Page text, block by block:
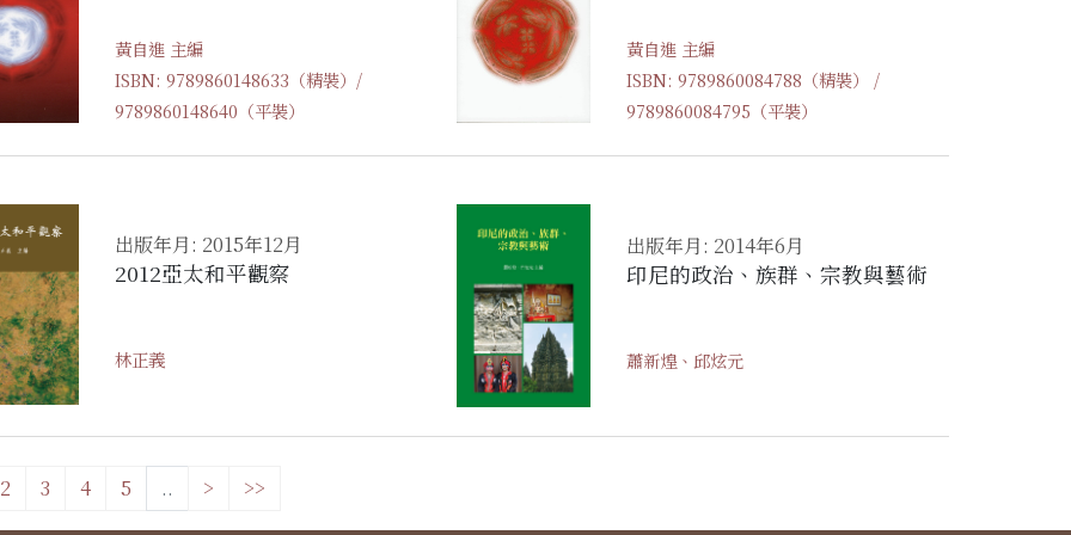
黃自進 主編
ISBN: 9789860148633（精裝）/
9789860148640（平裝）
黃自進 主編
ISBN: 9789860084788（精裝） /
9789860084795（平裝）
出版年月: 2015年12月
2012亞太和平觀察
林正義
出版年月: 2014年6月
印尼的政治、族群、宗教與藝術
蕭新煌、邱炫元
2 3 4 5 .. > >>